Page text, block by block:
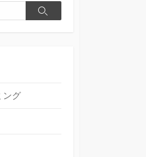
検
ング